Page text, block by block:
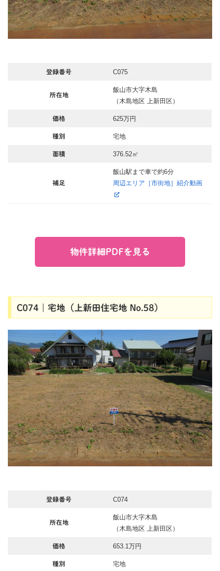
登録番号 C075
所在地
飯山市大字木島
（木島地区 上新田区）
価格 625万円
種別 宅地
面積 376.52㎡
補足
飯山駅まで車で約6分
周辺エリア［市街地］紹介動画
物件詳細PDFを見る
C074｜宅地（上新田住宅地 No.58）
登録番号 C074
所在地
飯山市大字木島
（木島地区 上新田区）
価格 653.1万円
種別 宅地